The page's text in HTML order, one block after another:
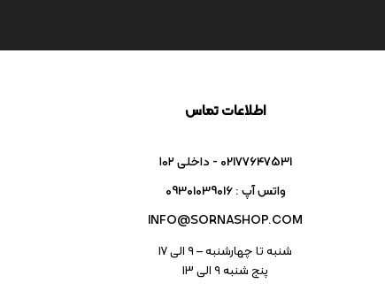
اطلاعات تماس
02177647531 - داخلی ۱۰۲
واتس آپ : 09301039016
INFO@SORNASHOP.COM
شنبه تا چهارشنبه – ۹ الی 17
پنج شنبه ۹ الی 13